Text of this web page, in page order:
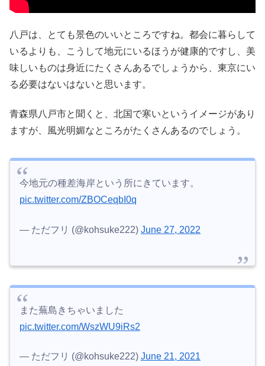
八戸は、とても景色のいいところですね。都会に暮らして
いるよりも、こうして地元にいるほうが健康的ですし、美
味しいものは身近にたくさんあるでしょうから、東京にい
る必要はないはないと思います。
青森県八戸市と聞くと、北国で寒いというイメージがあり
ますが、風光明媚なところがたくさんあるのでしょう。
今地元の種差海岸という所にきています。
pic.twitter.com/ZBOCeqbI0q
— ただフリ (@kohsuke222) June 27, 2022
また蕪島きちゃいました
pic.twitter.com/WszWU9iRs2
— ただフリ (@kohsuke222) June 21, 2021